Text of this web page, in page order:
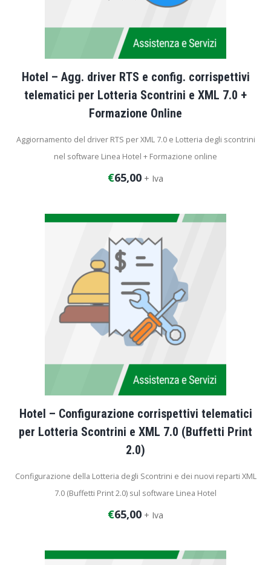
Hotel – Agg. driver RTS e config. corrispettivi
telematici per Lotteria Scontrini e XML 7.0 +
Formazione Online
Aggiornamento del driver RTS per XML 7.0 e Lotteria degli scontrini
nel software Linea Hotel + Formazione online
Durata dell’intervento: 1 ora
€65,00 + Iva
Hotel – Configurazione corrispettivi telematici
per Lotteria Scontrini e XML 7.0 (Buffetti Print
2.0)
Configurazione della Lotteria degli Scontrini e dei nuovi reparti XML
7.0 (Buffetti Print 2.0) sul software Linea Hotel
Durata dell’intervento: 1 ora
€65,00 + Iva